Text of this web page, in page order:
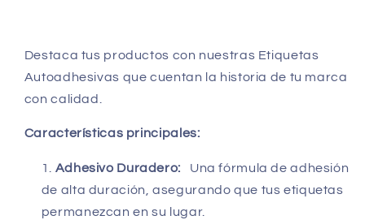
Destaca tus productos con nuestras Etiquetas
Autoadhesivas que cuentan la historia de tu marca
con calidad.
Características principales:
Adhesivo Duradero:
Una fórmula de adhesión
de alta duración, asegurando que tus etiquetas
permanezcan en su lugar.